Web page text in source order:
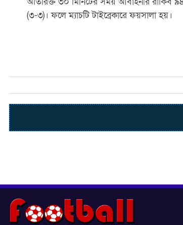
(৩-৩)। ফলে ম্যাচটি টাইব্রেকারে ফয়সালা হয়।